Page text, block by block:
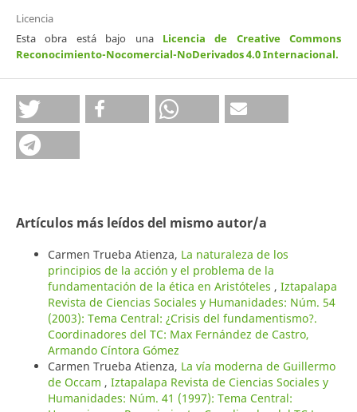
Licencia
Esta obra está bajo una Licencia de Creative Commons
Reconocimiento-Nocomercial-NoDerivados 4.0 Internacional.
Artículos más leídos del mismo autor/a
Carmen Trueba Atienza, La naturaleza de los
principios de la acción y el problema de la
fundamentación de la ética en Aristóteles , Iztapalapa
Revista de Ciencias Sociales y Humanidades: Núm. 54
(2003): Tema Central: ¿Crisis del fundamentismo?.
Coordinadores del TC: Max Fernández de Castro,
Armando Cíntora Gómez
Carmen Trueba Atienza, La vía moderna de Guillermo
de Occam , Iztapalapa Revista de Ciencias Sociales y
Humanidades: Núm. 41 (1997): Tema Central: